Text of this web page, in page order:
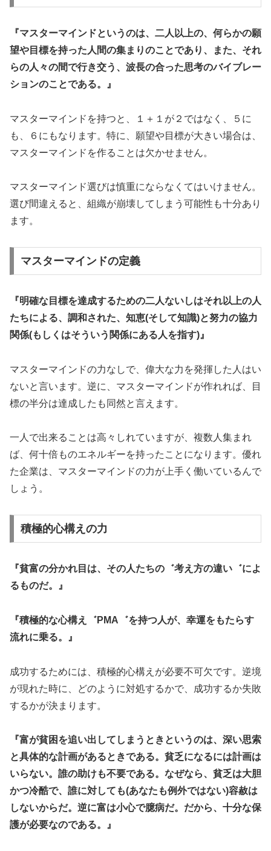
『マスターマインドというのは、二人以上の、何らかの願
望や目標を持った人間の集まりのことであり、また、それ
らの人々の間で行き交う、波長の合った思考のバイブレー
ションのことである。』
マスターマインドを持つと、１＋１が２ではなく、５に
も、６にもなります。特に、願望や目標が大きい場合は、
マスターマインドを作ることは欠かせません。
マスターマインド選びは慎重にならなくてはいけません。
選び間違えると、組織が崩壊してしまう可能性も十分あり
ます。
マスターマインドの定義
『明確な目標を達成するための二人ないしはそれ以上の人
たちによる、調和された、知恵(そして知識)と努力の協力
関係(もしくはそういう関係にある人を指す)』
マスターマインドの力なしで、偉大な力を発揮した人はい
ないと言います。逆に、マスターマインドが作れれば、目
標の半分は達成したも同然と言えます。
一人で出来ることは高々しれていますが、複数人集まれ
ば、何十倍ものエネルギーを持ったことになります。優れ
た企業は、マスターマインドの力が上手く働いているんで
しょう。
積極的心構えの力
『貧富の分かれ目は、その人たちの゛考え方の違い゛によ
るものだ。』
『積極的な心構え゛PMA゛を持つ人が、幸運をもたらす
流れに乗る。』
成功するためには、積極的心構えが必要不可欠です。逆境
が現れた時に、どのように対処するかで、成功するか失敗
するかが決まります。
『富が貧困を追い出してしまうときというのは、深い思索
と具体的な計画があるときである。貧乏になるには計画は
いらない。誰の助けも不要である。なぜなら、貧乏は大胆
かつ冷酷で、誰に対しても(あなたも例外ではない)容赦は
しないからだ。逆に富は小心で臆病だ。だから、十分な保
護が必要なのである。』